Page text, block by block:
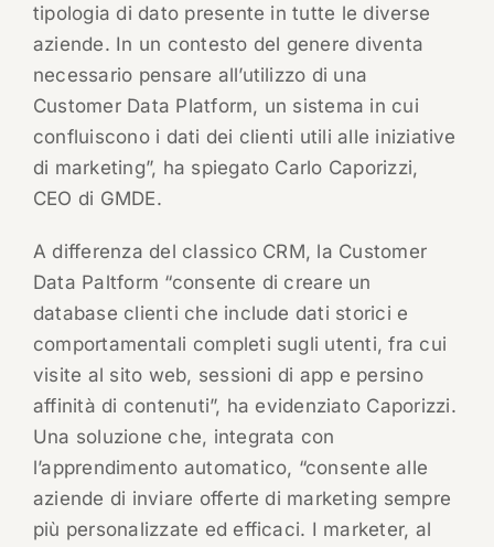
tipologia di dato presente in tutte le diverse
aziende. In un contesto del genere diventa
necessario pensare all’utilizzo di una
Customer Data Platform, un sistema in cui
confluiscono i dati dei clienti utili alle iniziative
di marketing”, ha spiegato Carlo Caporizzi,
CEO di GMDE.
A differenza del classico CRM, la Customer
Data Paltform “consente di creare un
database clienti che include dati storici e
comportamentali completi sugli utenti, fra cui
visite al sito web, sessioni di app e persino
affinità di contenuti”, ha evidenziato Caporizzi.
Una soluzione che, integrata con
l’apprendimento automatico, “consente alle
aziende di inviare offerte di marketing sempre
più personalizzate ed efficaci. I marketer, al